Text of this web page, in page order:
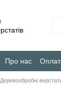
Про нас
Деревообробні